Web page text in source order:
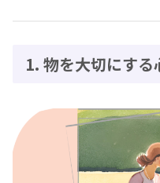
1. 物を大切にする